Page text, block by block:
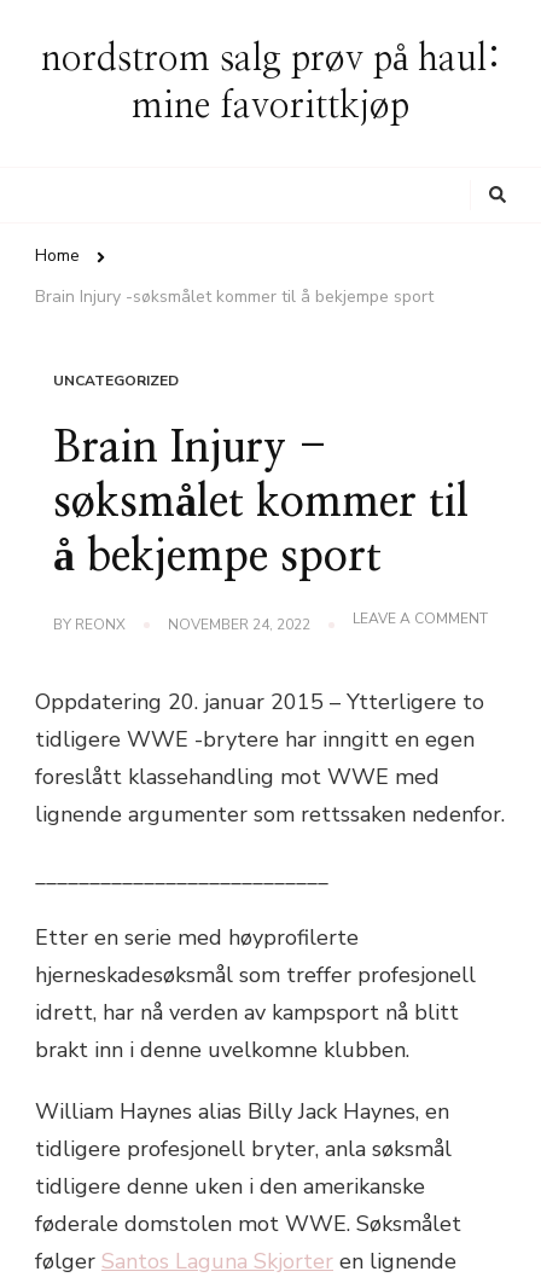
nordstrom salg prøv på haul:
mine favorittkjøp
Home
Brain Injury -søksmålet kommer til å bekjempe sport
UNCATEGORIZED
Brain Injury -
søksmålet kommer til
å bekjempe sport
BY REONX NOVEMBER 24, 2022 LEAVE A COMMENTON
Oppdatering 20. januar 2015 – Ytterligere to
tidligere WWE -brytere har inngitt en egen
foreslått klassehandling mot WWE med
lignende argumenter som rettssaken nedenfor.
___________________________
Etter en serie med høyprofilerte
hjerneskadesøksmål som treffer profesjonell
idrett, har nå verden av kampsport nå blitt
brakt inn i denne uvelkomne klubben.
William Haynes alias Billy Jack Haynes, en
tidligere profesjonell bryter, anla søksmål
tidligere denne uken i den amerikanske
føderale domstolen mot WWE. Søksmålet
følger Santos Laguna Skjorter en lignende